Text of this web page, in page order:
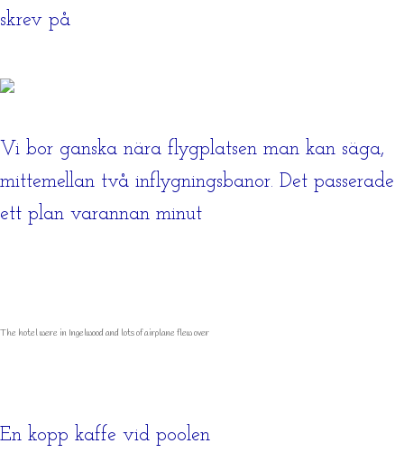
skrev på
Vi bor ganska nära flygplatsen man kan säga,
mittemellan två inflygningsbanor. Det passerade
ett plan varannan minut
The hotel were in Ingelwood and lots of airplane flew over
En kopp kaffe vid poolen